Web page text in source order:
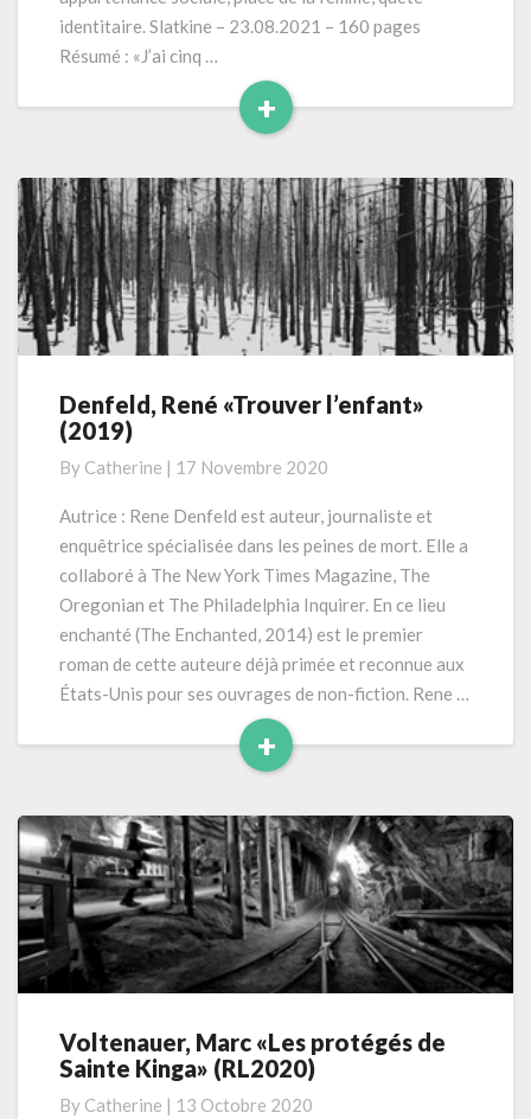
identitaire. Slatkine – 23.08.2021 – 160 pages
Résumé : «J’ai cinq …
+
Read
Denfeld,
René
l’enfant»
(2019)
Denfeld, René «Trouver l’enfant»
(2019)
By Catherine | 17 Novembre 2020
Autrice : Rene Denfeld est auteur, journaliste et
enquêtrice spécialisée dans les peines de mort. Elle a
collaboré à The New York Times Magazine, The
Oregonian et The Philadelphia Inquirer. En ce lieu
enchanté (The Enchanted, 2014) est le premier
roman de cette auteure déjà primée et reconnue aux
États-Unis pour ses ouvrages de non-fiction. Rene …
+
Read
Voltenauer,
Marc
Voltenauer, Marc «Les protégés de
Sainte Kinga» (RL2020)
By Catherine | 13 Octobre 2020